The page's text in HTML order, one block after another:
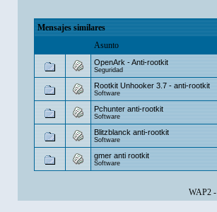
Mensajes similares
Asunto
OpenArk - Anti-rootkit
Seguridad
Rootkit Unhooker 3.7 - anti-rootkit
Software
Pchunter anti-rootkit
Software
Blitzblanck anti-rootkit
Software
gmer anti rootkit
Software
WAP2-